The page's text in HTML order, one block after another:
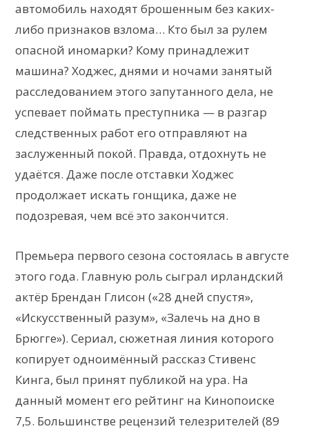
автомобиль находят брошенным без каких-
либо признаков взлома… Кто был за рулем
опасной иномарки? Кому принадлежит
машина? Ходжес, днями и ночами занятый
расследованием этого запутанного дела, не
успевает поймать преступника — в разгар
следственных работ его отправляют на
заслуженный покой. Правда, отдохнуть не
удаётся. Даже после отставки Ходжес
продолжает искать гонщика, даже не
подозревая, чем всё это закончится.
Премьера первого сезона состоялась в августе
этого года. Главную роль сыграл ирландский
актёр Брендан Глисон («28 дней спустя»,
«Искусственный разум», «Залечь на дно в
Брюгге»). Сериал, сюжетная линия которого
копирует одноимённый рассказ Стивенс
Кинга, был принят публикой на ура. На
данный момент его рейтинг на Кинопоиске
7,5. Большинстве рецензий телезрителей (89